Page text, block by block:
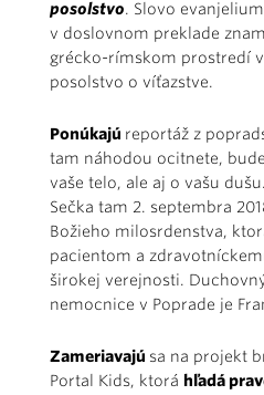
posolstvo. Slovo
v doslovnom preklade
grécko-rímskom prostredí
posolstvo o víťazstve.
Ponúkajú reportáž z
tam náhodou ocitnete,
vaše telo, ale aj o vašu
Sečka tam 2. septembra
Božieho milosrdenstva,
pacientom a
širokej verejnosti.
nemocnice v Poprade je
Zameriavajú sa na projekt
Portal Kids, ktorá hľadá